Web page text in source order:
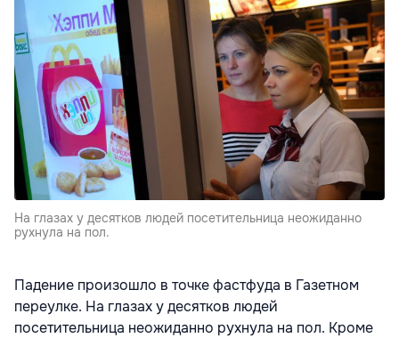
На глазах у десятков людей посетительница неожиданно
рухнула на пол.
Падение произошло в точке фастфуда в Газетном
переулке. На глазах у десятков людей
посетительница неожиданно рухнула на пол. Кроме